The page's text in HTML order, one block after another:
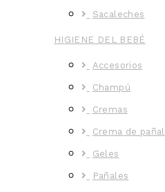
Sacaleches
HIGIENE DEL BEBÉ
Accesorios
Champú
Cremas
Crema de pañal
Geles
Pañales